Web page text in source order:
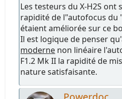
Les testeurs du X-H2S ont
rapidité de l"autofocus du
étaient améliorée sur ce
Il est logique de penser
moderne non linéaire
F1.2 Mk II la rapidité de
nature satisfaisante.